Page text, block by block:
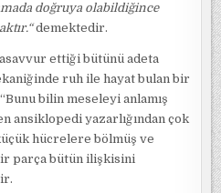
doğruya olabildiğince
demektedir.
ettiği bütünü adeta
ruh ile hayat bulan bir
bilin meseleyi anlamış
ansiklopedi yazarlığından çok
hücrelere bölmüş ve
parça bütün ilişkisini